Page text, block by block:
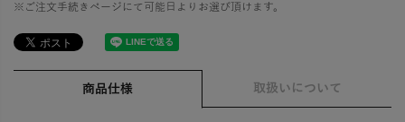
※ご注文手続きページにて可能日よりお選び頂けます。
商品仕様 取扱いについて